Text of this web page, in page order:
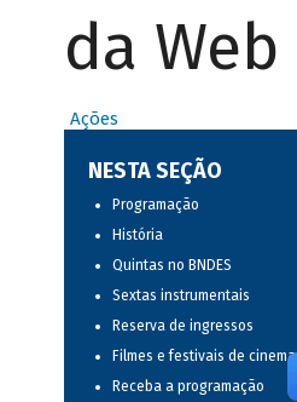
da Web
Ações
NESTA SEÇÃO
Programação
História
Quintas no BNDES
Sextas instrumentais
Reserva de ingressos
Filmes e festivais de cinema
Receba a programação